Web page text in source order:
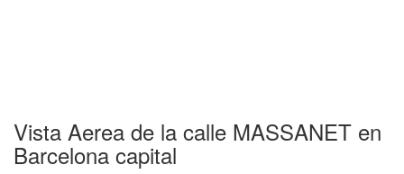
Vista Aerea de la calle MASSANET en
Barcelona capital